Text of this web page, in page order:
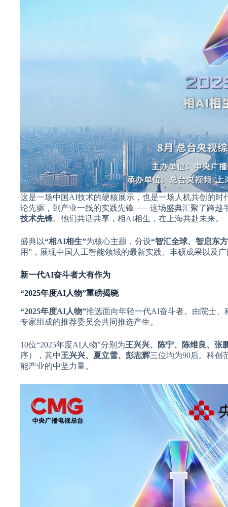
这是一场中国AI技术的硬核展示，也是一场人机共创的
论先驱，到产业一线的实践先锋——这场盛典汇聚了跨越
技术先锋。他们共话共享，相AI相生，在上海共赴未来。
盛典以“相AI相生”为核心主题，分设“智汇全球、智启东
用”，展现中国人工智能领域的最新实践、丰硕成果以及广
新一代AI奋斗者大有作为
“2025年度AI人物”重磅揭晓
“2025年度AI人物”推选面向年轻一代AI奋斗者。由院士
专家组成的推荐委员会共同推选产生。
10位“2025年度AI人物”分别为王兴兴、陈宁、陈维良、张
序），其中王兴兴、夏立雪、彭志辉三位均为90后。科创
能产业的中坚力量。